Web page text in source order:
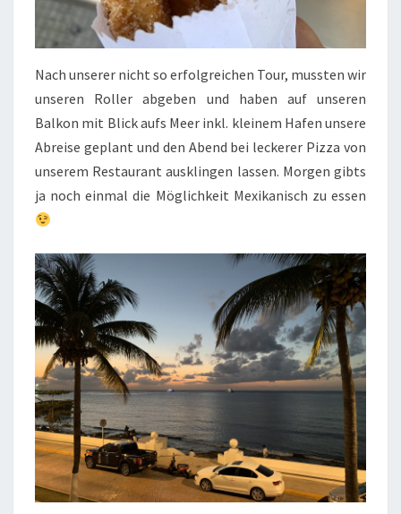
Nach unserer nicht so erfolgreichen Tour, mussten wir
unseren Roller abgeben und haben auf unseren
Balkon mit Blick aufs Meer inkl. kleinem Hafen unsere
Abreise geplant und den Abend bei leckerer Pizza von
unserem Restaurant ausklingen lassen. Morgen gibts
ja noch einmal die Möglichkeit Mexikanisch zu essen